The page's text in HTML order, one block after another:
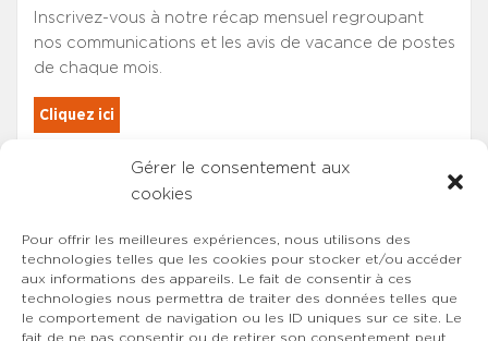
Gérer le consentement aux
cookies
Pour offrir les meilleures expériences, nous utilisons des
technologies telles que les cookies pour stocker et/ou accéder
aux informations des appareils. Le fait de consentir à ces
technologies nous permettra de traiter des données telles que
le comportement de navigation ou les ID uniques sur ce site. Le
fait de ne pas consentir ou de retirer son consentement peut
Inscrivez-vous à notre récap mensuel regroupant
nos communications et les avis de vacance de postes
de chaque mois.
Cliquez ici
Les adhérents du SYNCASS-CFDT
sont automatiquement inscrits.